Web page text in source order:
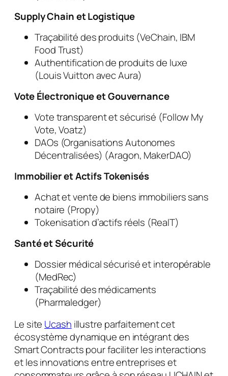
Supply Chain et Logistique
Traçabilité des produits (VeChain, IBM
Food Trust)
Authentification de produits de luxe
(Louis Vuitton avec Aura)
Vote Électronique et Gouvernance
Vote transparent et sécurisé (Follow My
Vote, Voatz)
DAOs (Organisations Autonomes
Décentralisées) (Aragon, MakerDAO)
Immobilier et Actifs Tokenisés
Achat et vente de biens immobiliers sans
notaire (Propy)
Tokenisation d’actifs réels (RealT)
Santé et Sécurité
Dossier médical sécurisé et interopérable
(MedRec)
Traçabilité des médicaments
(Pharmaledger)
Le site Ucash illustre parfaitement cet
écosystème dynamique en intégrant des
Smart Contracts pour faciliter les interactions
et les innovations entre entreprises et